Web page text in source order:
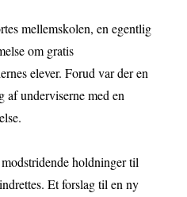
mellemskolen, en egentlig
om gratis
elever. Forud var der en
af underviserne med en
holdninger til
Et forslag til en ny